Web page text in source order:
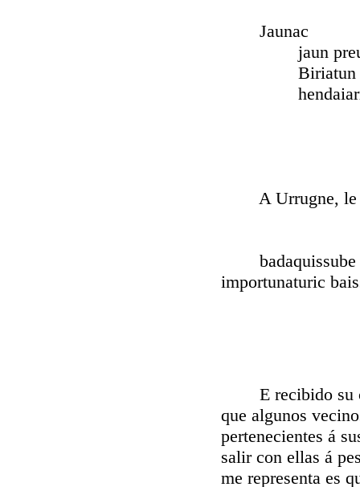
Jaunac
jaun
Biriatun da
hendaiarren
A Urrugne, le
badaquissube
importunaturic
E recibido su
que algunos
pertenecientes á
salir con ellas á
me representa es